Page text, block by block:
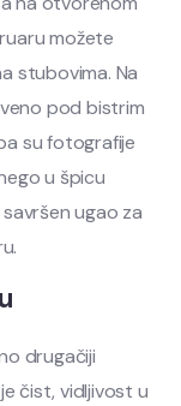
možete
stubovima. Na
pod bistrim
su fotografije
u špicu
ugao za
drugačiji
čist, vidljivost u